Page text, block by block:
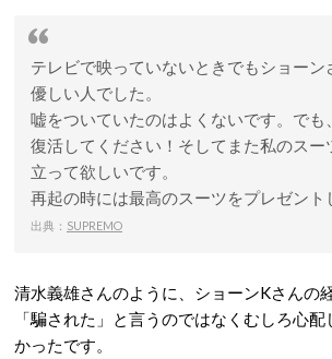
テレビで映っていないときでもショーン
優しい人でした。
嘘をついていたのはよくないです。でも
復活してください！そしてまた私のスー
立って欲しいです。
再起の時には最高のスーツをプレゼント
出典： SUPREMO
清水義雄さんのように、ショーンKさんの
「騙された」と言うのではなくむしろ心
かったです。